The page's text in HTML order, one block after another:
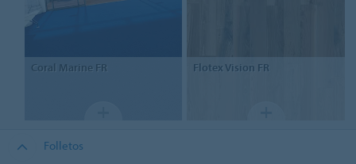
Coral Marine FR Flotex Vision FR
Folletos